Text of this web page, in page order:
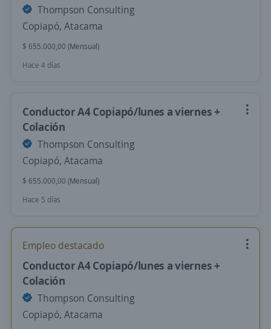
Thompson Consulting
Copiapó, Atacama
$ 655.000,00 (Mensual)
Hace 4 días
Conductor A4 Copiapó/lunes a viernes +
Colación
Thompson Consulting
Copiapó, Atacama
$ 655.000,00 (Mensual)
Hace 5 días
Empleo destacado
Conductor A4 Copiapó/lunes a viernes +
Colación
Thompson Consulting
Copiapó, Atacama